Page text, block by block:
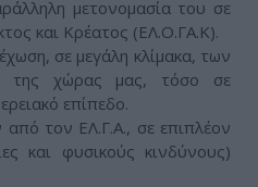
μετονομασία του σε
και Κρέατος (ΕΛ.Ο.ΓΑ.Κ).
σε μεγάλη κλίμακα, των
της χώρας μας, τόσο σε
επίπεδο.
τον ΕΛ.Γ.Α., σε επιπλέον
και φυσικούς κινδύνους)